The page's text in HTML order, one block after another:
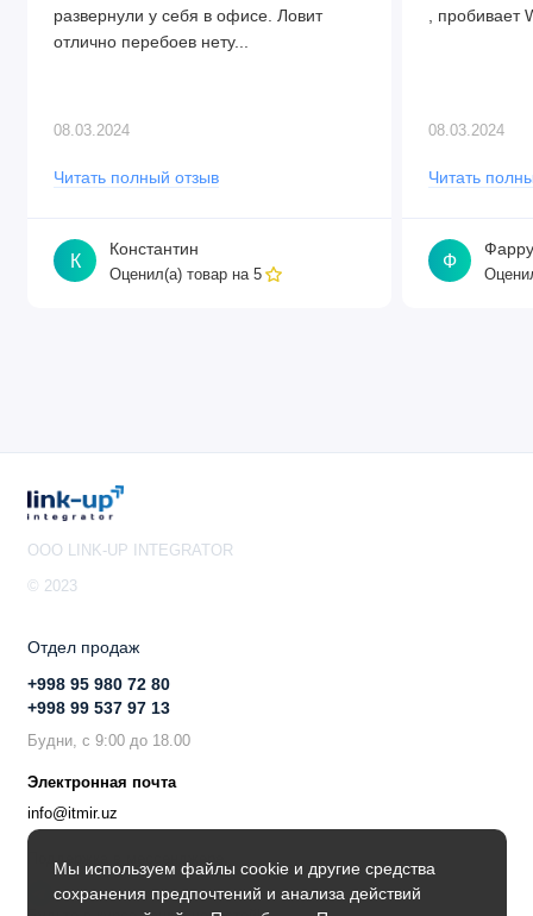
развернули у себя в офисе. Ловит
отлично перебоев нету...
08.03.2024
Читать полный отзыв
К
Константин
Оценил(а) товар на 5
, пробивает
08.03.2024
Читать
Ф
Мы используем файлы cookie и другие средства
сохранения предпочтений и анализа действий
OOO LINK-UP INTEGRATOR
© 2023
Отдел продаж
+998 95 980 72 80
+998 99 537 97 13
Будни, с 9:00 до 18.00
Электронная почта
info@itmir.uz
Поддержка в мессенджере